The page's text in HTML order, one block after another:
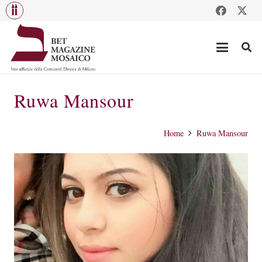
Ruwa Mansour
Home Ruwa Mansour